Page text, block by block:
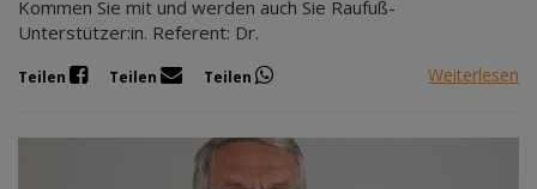
Kommen Sie mit und werden auch Sie Raufuß-
Unterstützer:in. Referent: Dr.
Teilen Teilen Teilen Weiterlesen